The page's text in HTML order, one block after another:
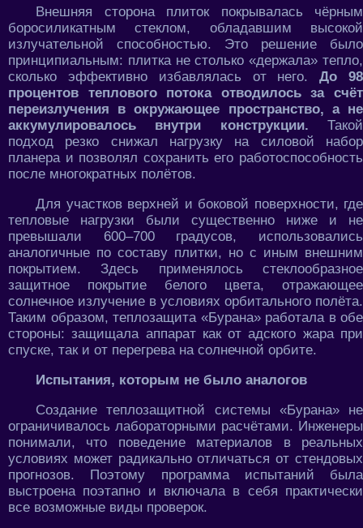
Внешняя сторона плиток покрывалась чёрным
боросиликатным стеклом, обладавшим высокой
излучательной способностью. Это решение было
принципиальным: плитка не столько «держала» тепло,
сколько эффективно избавлялась от него.До 98
процентов теплового потока отводилось за счёт
переизлучения в окружающее пространство, а не
аккумулировалось внутри конструкции. Такой
подход резко снижал нагрузку на силовой набор
планера и позволял сохранить его работоспособность
после многократных полётов.
Для участков верхней и боковой поверхности, где
тепловые нагрузки были существенно ниже и не
превышали 600–700 градусов, использовались
аналогичные по составу плитки, но с иным внешним
покрытием. Здесь применялось стеклообразное
защитное покрытие белого цвета, отражающее
солнечное излучение в условиях орбитального полёта.
Таким образом, теплозащита «Бурана» работала в обе
стороны: защищала аппарат как от адского жара при
спуске, так и от перегрева на солнечной орбите.
Испытания, которым не было аналогов
Создание теплозащитной системы «Бурана» не
ограничивалось лабораторными расчётами. Инженеры
понимали, что поведение материалов в реальных
условиях может радикально отличаться от стендовых
прогнозов. Поэтому программа испытаний была
выстроена поэтапно и включала в себя практически
все возможные виды проверок.